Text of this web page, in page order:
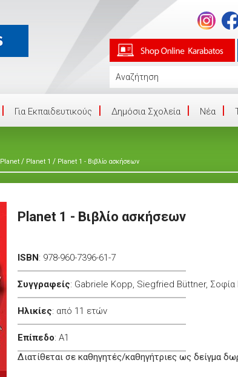
Για Εκπαιδευτικούς Δημόσια Σχολεία Νέα
Planet / Planet 1 / Planet 1 - Βιβλίο ασκήσεων
Planet 1 - Βιβλίο ασκήσεων
ISBN: 978-960-7396-61-7
Συγγραφείς: Gabriele Kopp, Siegfried Büttner, Σοφία
Ηλικίες: από 11 ετών
Επίπεδο:A1
Διατίθεται σε καθηγητές/καθηγήτριες ως δείγμα